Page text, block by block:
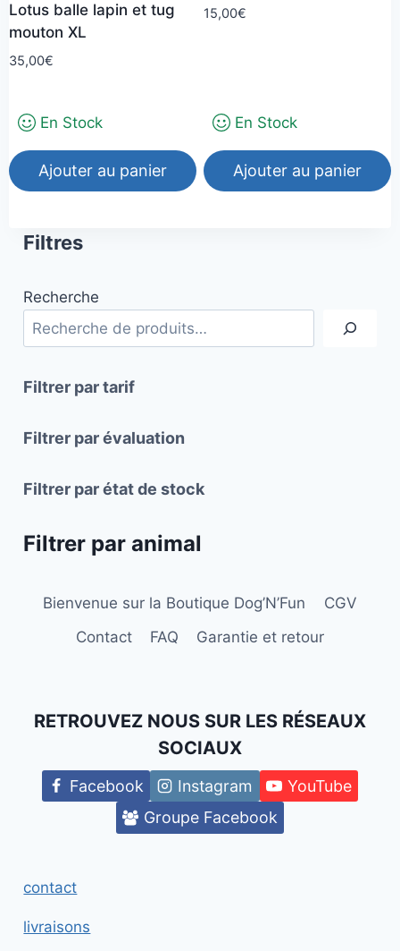
sur
la
page
produit
sur
produit
Lotus balle lapin et tug
mouton XL
35,00€
En Stock
Ajouter au panier
15,00€
En Stock
Ajouter au panier
Filtres
Recherche
Filtrer par tarif
Filtrer par évaluation
Filtrer par état de stock
Filtrer par animal
Bienvenue sur la Boutique Dog’N’Fun
CGV
Contact
FAQ Garantie et retour
RETROUVEZ NOUS SUR LES RÉSEAUX
SOCIAUX
Facebook Instagram
YouTube
Groupe Facebook
contact
livraisons